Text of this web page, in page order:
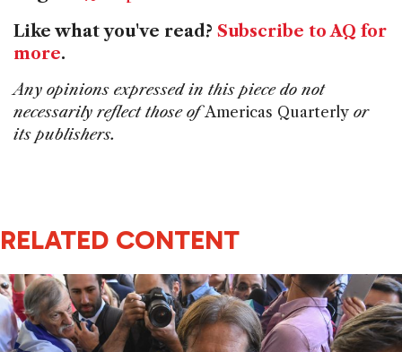
Like what you've read? Subscribe to AQ for
more.
Any opinions expressed in this piece do not
necessarily reflect those ofAmericas Quarterly or
its publishers.
RELATED CONTENT